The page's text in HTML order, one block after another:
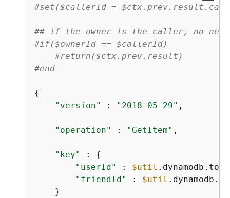
#set($callerId =
## if the owner is the caller, no need
#if($ownerId == $callerId)
#return($ctx.prev.result)
#end
{
"version"
: "2018-05-29" ,
"operation" : "GetItem" ,
"key" : {
"userId"
: $util
"friendId"
: $util
    }